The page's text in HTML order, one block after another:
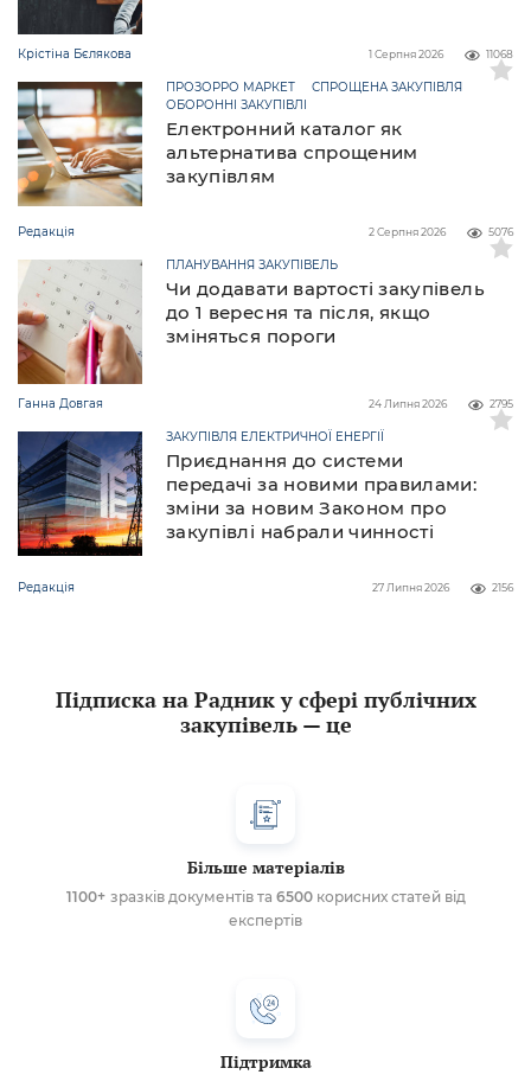
Крістіна Бєлякова 11068
1 Серпня 2026
Електронний каталог як
альтернатива спрощеним
закупівлям
ПРОЗОРРО МАРКЕТ
СПРОЩЕНА ЗАКУПІВЛЯ
ОБОРОННІ ЗАКУПІВЛІ
Редакція 5076
2 Серпня 2026
Чи додавати вартості закупівель
до 1 вересня та після, якщо
зміняться пороги
ПЛАНУВАННЯ ЗАКУПІВЕЛЬ
Ганна Довгая 2795
24 Липня 2026
Приєднання до системи
передачі за новими правилами:
зміни за новим Законом про
закупівлі набрали чинності
ЗАКУПІВЛЯ ЕЛЕКТРИЧНОЇ ЕНЕРГІЇ
Редакція 2156
27 Липня 2026
Підписка на Радник у сфері публічних
закупівель — це
Більше матеріалів
1100+ зразків документів та 6500корисних статей від
експертів
Підтримка